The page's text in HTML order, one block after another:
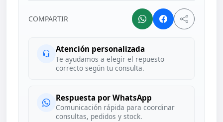
COMPARTIR
Atención personalizada
Te ayudamos a elegir el repuesto
correcto según tu consulta.
Respuesta por WhatsApp
Comunicación rápida para coordinar
consultas, pedidos y stock.